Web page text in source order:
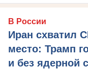
В России
Иран схватил
место: Трамп
и без ядерной